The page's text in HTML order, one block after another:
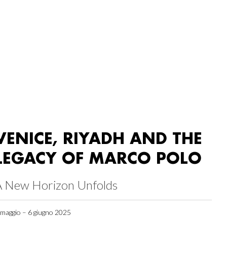
RIYADH AND THE
OF MARCO POLO
New Horizon Unfolds
– 6 giugno 2025